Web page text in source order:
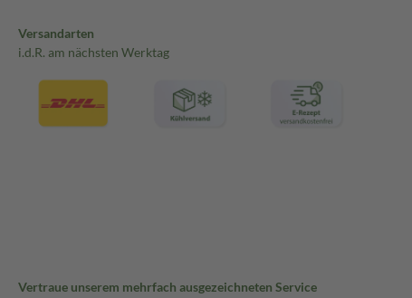
Versandarten
i.d.R. am nächsten Werktag
Vertraue unserem mehrfach ausgezeichneten Service